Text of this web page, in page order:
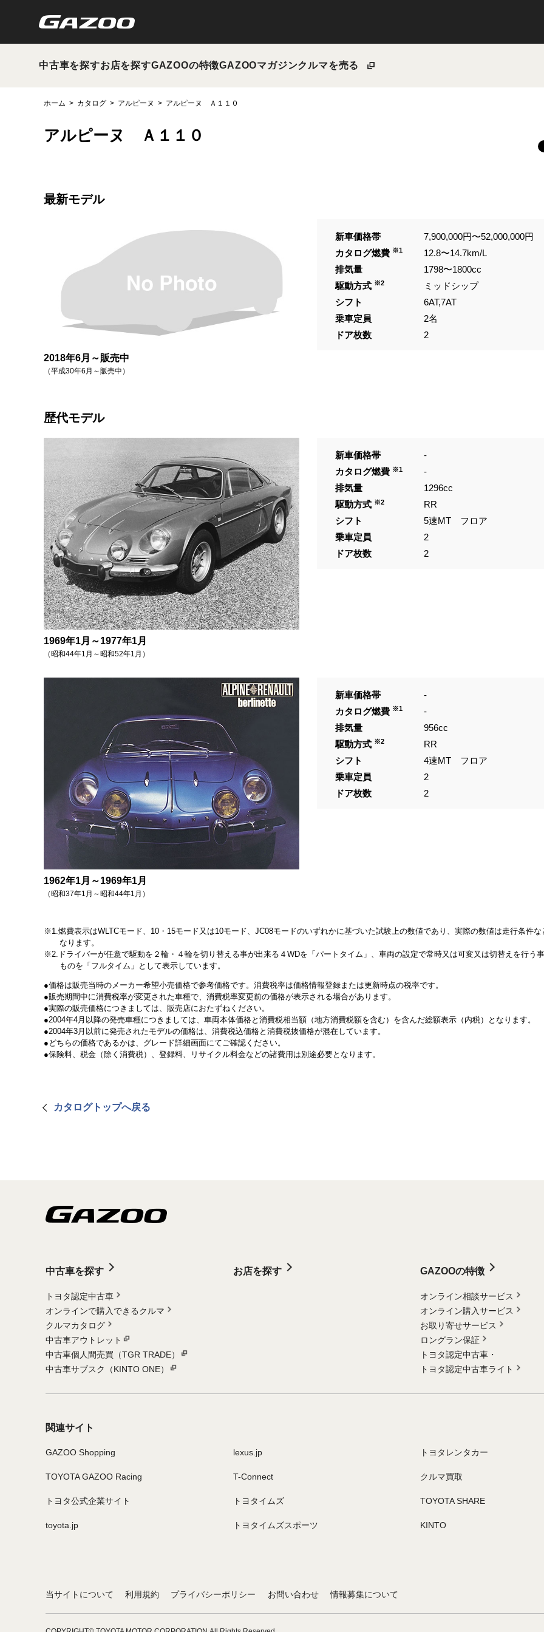
中古車を探すお店を探すGAZOOの特徴GAZOOマガジンクルマを売る
ホーム カタログ アルピーヌ アルピーヌ Ａ１１０
アルピーヌ Ａ１１０
最新モデル
2018年6月～販売中
（平成30年6月～販売中）
新車価格帯
7,900,000円〜52,000,000円
カタログ燃費 ※1
12.8〜14.7km/L
排気量
1798〜1800cc
駆動方式 ※2
ミッドシップ
シフト
6AT,7AT
乗車定員
2名
ドア枚数
2
歴代モデル
1969年1月～1977年1月
（昭和44年1月～昭和52年1月）
新車価格帯
-
カタログ燃費 ※1
-
排気量
1296cc
駆動方式 ※2
RR
シフト
5速MT フロア
乗車定員
2
ドア枚数
2
1962年1月～1969年1月
（昭和37年1月～昭和44年1月）
新車価格帯
-
カタログ燃費 ※1
-
排気量
956cc
駆動方式 ※2
RR
シフト
4速MT フロア
乗車定員
2
ドア枚数
2
1.燃費表示はWLTCモード、10・15モード又は10モード、JC08モードのいずれかに基づいた試験上の数値であり、実際の数値は走行条件な
なります。
2.ドライバーが任意で駆動を２輪・４輪を切り替える事が出来る４WDを「パートタイム」、車両の設定で常時又は可変又は切替えを行う
ものを「フルタイム」として表示しています。
価格は販売当時のメーカー希望小売価格で参考価格です。消費税率は価格情報登録または更新時点の税率です。
販売期間中に消費税率が変更された車種で、消費税率変更前の価格が表示される場合があります。
実際の販売価格につきましては、販売店におたずねください。
2004年4月以降の発売車種につきましては、車両本体価格と消費税相当額（地方消費税額を含む）を含んだ総額表示（内税）となります。
2004年3月以前に発売されたモデルの価格は、消費税込価格と消費税抜価格が混在しています。
どちらの価格であるかは、グレード詳細画面にてご確認ください。
保険料、税金（除く消費税）、登録料、リサイクル料金などの諸費用は別途必要となります。
カタログトップへ戻る
中古車を探す
トヨタ認定中古車
オンラインで購入できるクルマ
クルマカタログ
中古車アウトレット
中古車個人間売買（TGR TRADE）
中古車サブスク（KINTO ONE）
お店を探す GAZOOの特徴
オンライン相談サービス
オンライン購入サービス
お取り寄せサービス
ロングラン保証
トヨタ認定中古車・
トヨタ認定中古車ライト
関連サイト
GAZOO Shopping
TOYOTA GAZOO Racing
トヨタ公式企業サイト
toyota.jp
lexus.jp
T-Connect
トヨタイムズ
トヨタイムズスポーツ
トヨタレンタカー
クルマ買取
TOYOTA SHARE
KINTO
当サイトについて 利用規約 プライバシーポリシー お問い合わせ 情報募集について